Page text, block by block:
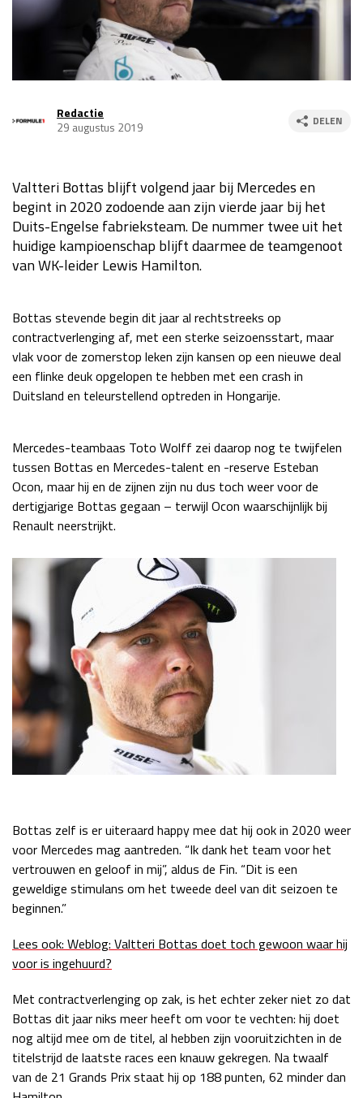
Race
za 13:00 - 15:00
GP VERENIGDE STATEN 2026 23 - 25 okt
Race
zo 21:00 - 23:00
Kwalificatie
za 22:00 - 23:00
Race
zo 21:00 - 23:00
GP SÃO PAULO 2026
Kwalificatie
za 19:00 - 20:00
Race
zo 18:00 - 20:00
LAS VEGAS GRAND PRIX 2026 20 - 22 nov
Race
zo 05:00 - 07:00
Kwalificatie
Race
GP ABU DHABI 2026 04 - 06 dec
Race
zo 14:00 - 16:00
Redactie
29 augustus 2019
DELEN
Valtteri Bottas blijft volgend jaar bij Mercedes en
begint in 2020 zodoende aan zijn vierde jaar bij het
Duits-Engelse fabrieksteam. De nummer twee uit het
huidige kampioenschap blijft daarmee de teamgenoot
van WK-leider Lewis Hamilton.
Bottas stevende begin dit jaar al rechtstreeks op
contractverlenging af, met een sterke seizoensstart, maar
vlak voor de zomerstop leken zijn kansen op een nieuwe deal
een flinke deuk opgelopen te hebben met een crash in
Duitsland en teleurstellend optreden in Hongarije.
Mercedes-teambaas Toto Wolff zei daarop nog te twijfelen
tussen Bottas en Mercedes-talent en -reserve Esteban
Ocon, maar hij en de zijnen zijn nu dus toch weer voor de
dertigjarige Bottas gegaan – terwijl Ocon waarschijnlijk bij
Renault neerstrijkt.
Bottas zelf is er uiteraard happy mee dat hij ook in 2020 weer
voor Mercedes mag aantreden. “Ik dank het team voor het
vertrouwen en geloof in mij”, aldus de Fin. “Dit is een
geweldige stimulans om het tweede deel van dit seizoen te
beginnen.”
Lees ook: Weblog: Valtteri Bottas doet toch gewoon waar hij
voor is ingehuurd?
Met contractverlenging op zak, is het echter zeker niet zo dat
Bottas dit jaar niks meer heeft om voor te vechten: hij doet
nog altijd mee om de titel, al hebben zijn vooruitzichten in de
titelstrijd de laatste races een knauw gekregen. Na twaalf
van de 21 Grands Prix staat hij op 188 punten, 62 minder dan